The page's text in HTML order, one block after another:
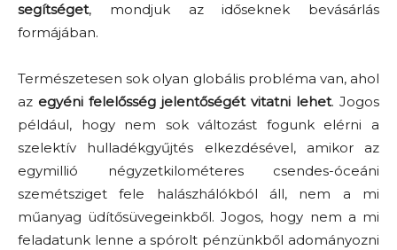
segítséget, mondjuk az időseknek bevásárlás
formájában.
Természetesen sok olyan globális probléma van, ahol
az egyéni felelősség jelentőségét vitatni lehet. Jogos
például, hogy nem sok változást fogunk elérni a
szelektív hulladékgyűjtés elkezdésével, amikor az
egymillió négyzetkilométeres csendes-óceáni
szemétsziget fele halászhálókból áll, nem a mi
műanyag üdítősüvegeinkből. Jogos, hogy nem a mi
feladatunk lenne a spórolt pénzünkből adományozni